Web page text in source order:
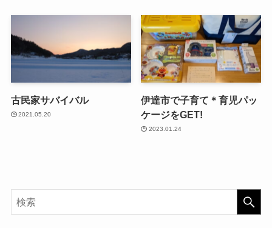
古民家サバイバル
2021.05.20
伊達市で子育て＊育児パッ
ケージをGET!
2023.01.24